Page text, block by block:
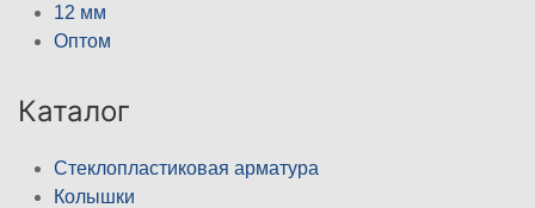
12 мм
Оптом
Каталог
Стеклопластиковая арматура
Колышки